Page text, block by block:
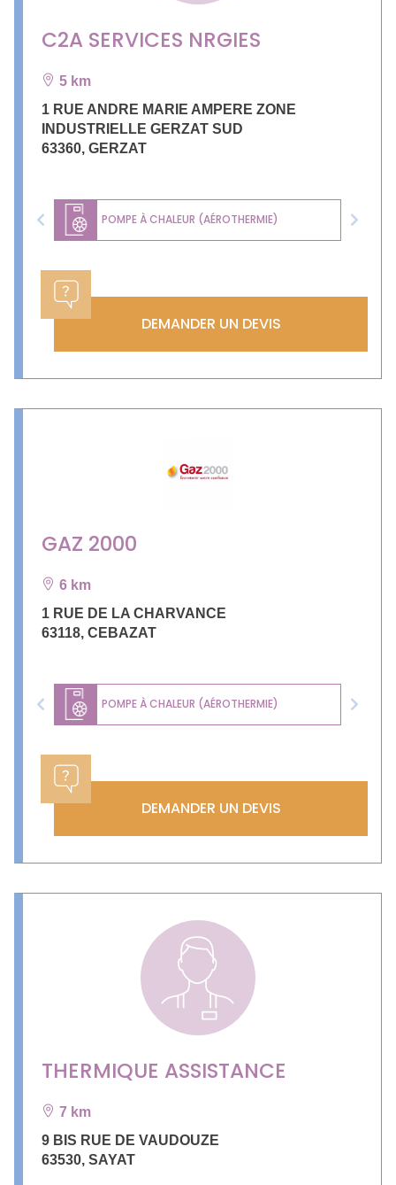
C2A SERVICES NRGIES
5 km
1 RUE ANDRE MARIE AMPERE ZONE
INDUSTRIELLE GERZAT SUD
63360, GERZAT
POMPE À CHALEUR (AÉROTHERMIE)
Previous Next
DEMANDER UN DEVIS
GAZ 2000
6 km
1 RUE DE LA CHARVANCE
63118, CEBAZAT
POMPE À CHALEUR (AÉROTHERMIE)
Previous Next
DEMANDER UN DEVIS
THERMIQUE ASSISTANCE
7 km
9 BIS RUE DE VAUDOUZE
63530, SAYAT